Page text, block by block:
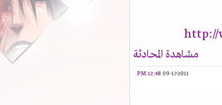
http://
مشاهدة المحادثة
09-17-2011
12:48 PM